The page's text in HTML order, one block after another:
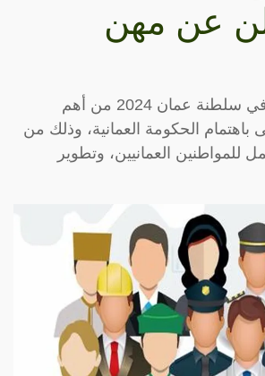
عن مهن
تعد المهن المعمنة في سلطنة عمان 2024 من أهم
باهتمام الحكومة العمانية، وذلك من
العمانيين، وتطوير